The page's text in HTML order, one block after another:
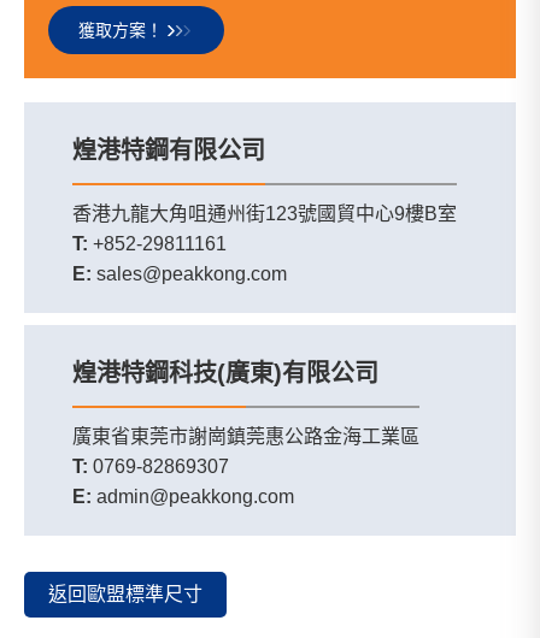
獲取方案！
煌港特鋼有限公司
香港九龍大角咀通州街123號國貿中心9樓B室
T: +852-29811161
E: sales@peakkong.com
煌港特鋼科技(廣東)有限公司
廣東省東莞市謝崗鎮莞惠公路金海工業區
T: 0769-82869307
E: admin@peakkong.com
返回歐盟標準尺寸